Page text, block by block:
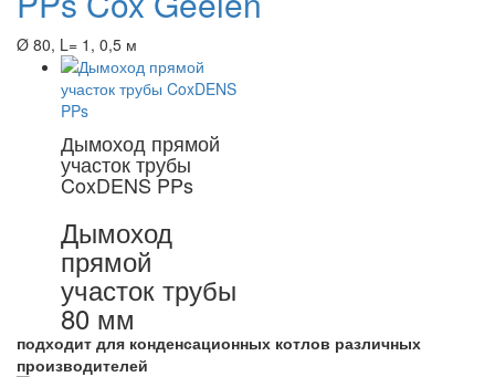
Ø 80, L= 1, 0,5 м
Дымоход прямой
участок трубы
CoxDENS PPs
Дымоход
прямой
участок трубы
80 мм
подходит для конденсационных котлов различных
производителей